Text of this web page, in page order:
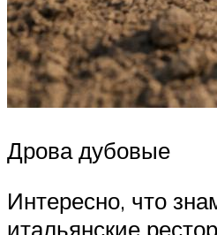
Дрова дубовые
Интересно, что
итальянские